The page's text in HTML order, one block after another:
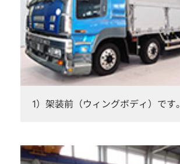
1）架装前（ウィングボディ）です。